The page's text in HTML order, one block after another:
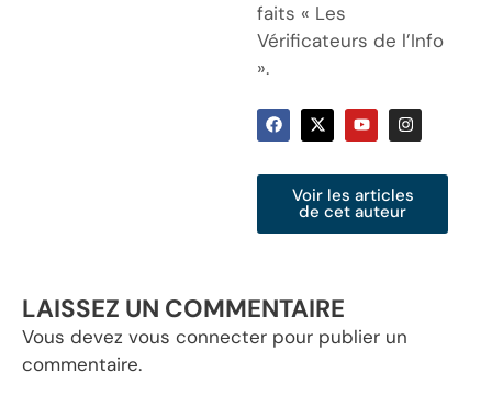
faits « Les
Vérificateurs de l’Info
».
Voir les articles
de cet auteur
LAISSEZ UN COMMENTAIRE
Vous devez vous connecter pour publier un
commentaire.